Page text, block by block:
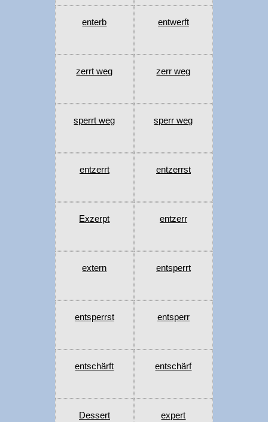
enterb entwerft
zerrt weg zerr weg
sperrt weg sperr weg
entzerrt entzerrst
Exzerpt entzerr
extern entsperrt
entsperrst entsperr
entschärft entschärf
Dessert expert